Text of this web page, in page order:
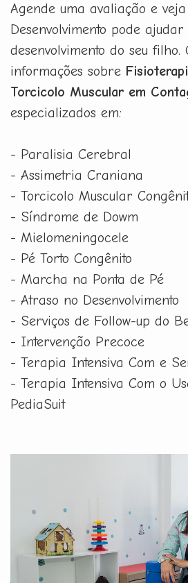
Agende uma avaliação e
Desenvolvimento pode ajudar
desenvolvimento do seu filho.
informações sobre
Torcicolo Muscular em
especializados em:
- Paralisia Cerebral
- Assimetria Craniana
- Torcicolo Muscular
- Síndrome de Dowm
- Mielomeningocele
- Pé Torto Congênito
- Marcha na Ponta de Pé
- Atraso no Desenvolvimento
- Serviços de Follow-up do
- Intervenção Precoce
- Terapia Intensiva Com e
- Terapia Intensiva Com o
PediaSuit